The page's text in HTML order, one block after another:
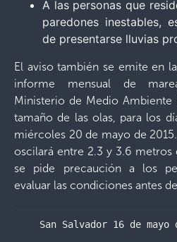
A las personas que
paredones inestables,
de presentarse lluvias
El aviso también se emite en
informe mensual de
Ministerio de Medio
tamaño de las olas, para los
miércoles 20 de mayo de
oscilará entre 2.3 y 3.6
se pide precaución a los
evaluar las condiciones antes
San Salvador 16 de